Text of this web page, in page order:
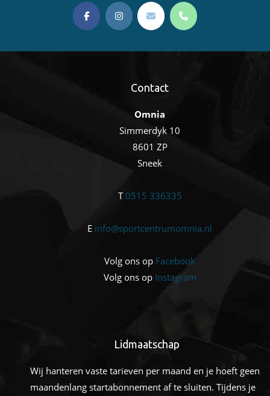
Contact
Omnia
Simmerdyk 10
8601 ZP
Sneek
T0515 336335
E info@sportcentrumomnia.nl
Volg ons op Facebook
Volg ons op Instagram
Lidmaatschap
Wij hanteren vaste tarieven per maand en je hoeft geen
maandenlang startabonnement af te sluiten. Tijdens je